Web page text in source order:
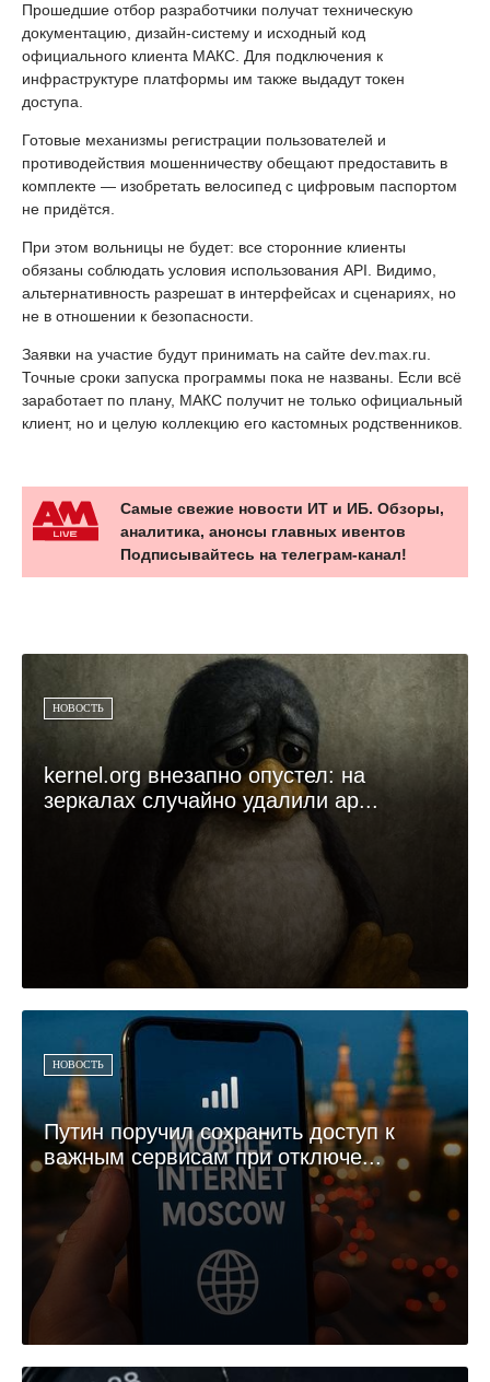
Прошедшие отбор разработчики получат техническую
документацию, дизайн-систему и исходный код
официального клиента МАКС. Для подключения к
инфраструктуре платформы им также выдадут токен
доступа.
Готовые механизмы регистрации пользователей и
противодействия мошенничеству обещают предоставить в
комплекте — изобретать велосипед с цифровым паспортом
не придётся.
При этом вольницы не будет: все сторонние клиенты
обязаны соблюдать условия использования API. Видимо,
альтернативность разрешат в интерфейсах и сценариях, но
не в отношении к безопасности.
Заявки на участие будут принимать на сайте dev.max.ru.
Точные сроки запуска программы пока не названы. Если всё
заработает по плану, МАКС получит не только официальный
клиент, но и целую коллекцию его кастомных родственников.
Самые свежие новости ИТ и ИБ. Обзоры,
аналитика, анонсы главных ивентов
Подписывайтесь на телеграм-канал!
НОВОСТЬ
kernel.org внезапно опустел: на
зеркалах случайно удалили ар...
НОВОСТЬ
Путин поручил сохранить доступ к
важным сервисам при отключе...